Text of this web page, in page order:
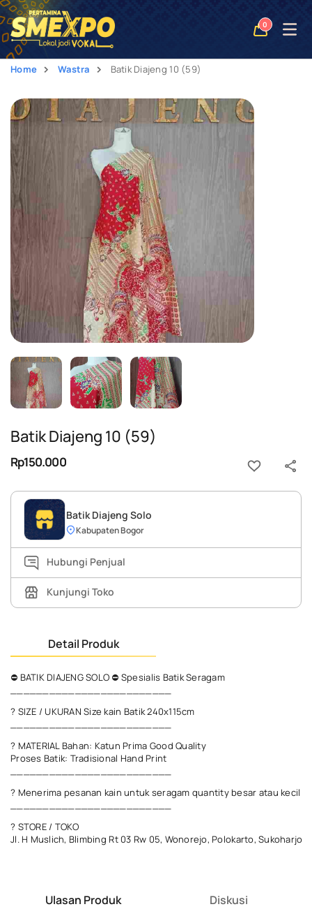
0
Open
Home Wastra Batik Diajeng 10 (59)
Batik Diajeng 10 (59)
Rp150.000
Batik Diajeng Solo
Kabupaten Bogor
Hubungi Penjual
Kunjungi Toko
Detail Produk
⛔ BATIK DIAJENG SOLO ⛔ Spesialis Batik Seragam
? SIZE / UKURAN Size kain Batik 240x115cm
? MATERIAL Bahan: Katun Prima Good Quality
Proses Batik: Tradisional Hand Print
? Menerima pesanan kain untuk seragam quantity besar atau kecil
? STORE / TOKO
Jl. H Muslich, Blimbing Rt 03 Rw 05, Wonorejo, Polokarto, Sukoharjo
Ulasan Produk Diskusi